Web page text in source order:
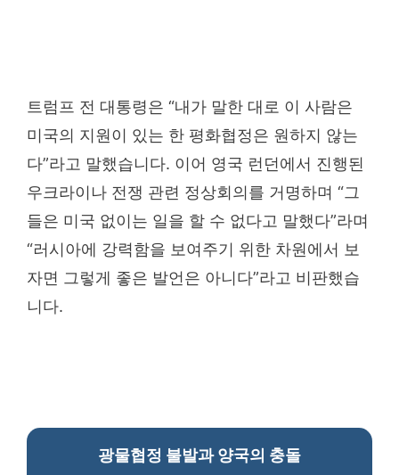
트럼프 전 대통령은 “내가 말한 대로 이 사람은
미국의 지원이 있는 한 평화협정은 원하지 않는
다”라고 말했습니다. 이어 영국 런던에서 진행된
우크라이나 전쟁 관련 정상회의를 거명하며 “그
들은 미국 없이는 일을 할 수 없다고 말했다”라며
“러시아에 강력함을 보여주기 위한 차원에서 보
자면 그렇게 좋은 발언은 아니다”라고 비판했습
니다.
광물협정 불발과 양국의 충돌